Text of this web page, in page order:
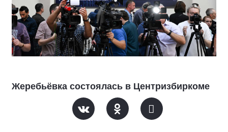
Жеребьёвка состоялась в Центризбиркоме